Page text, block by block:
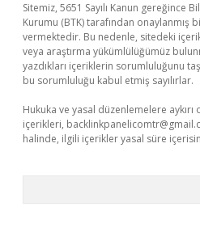
Sitemiz, 5651 Sayılı Kanun gereğince
Kurumu (BTK) tarafından onaylanmış
vermektedir. Bu nedenle, sitedeki
veya araştırma yükümlülüğümüz
yazdıkları içeriklerin sorumluluğunu
bu sorumluluğu kabul etmiş sayılırlar.
Hukuka ve yasal düzenlemelere
içerikleri,
halinde, ilgili içerikler yasal süre